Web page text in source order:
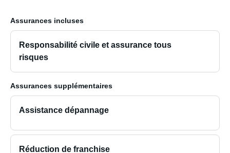
Assurances incluses
Responsabilité civile et assurance tous
risques
Assurances supplémentaires
Assistance dépannage
Réduction de franchise